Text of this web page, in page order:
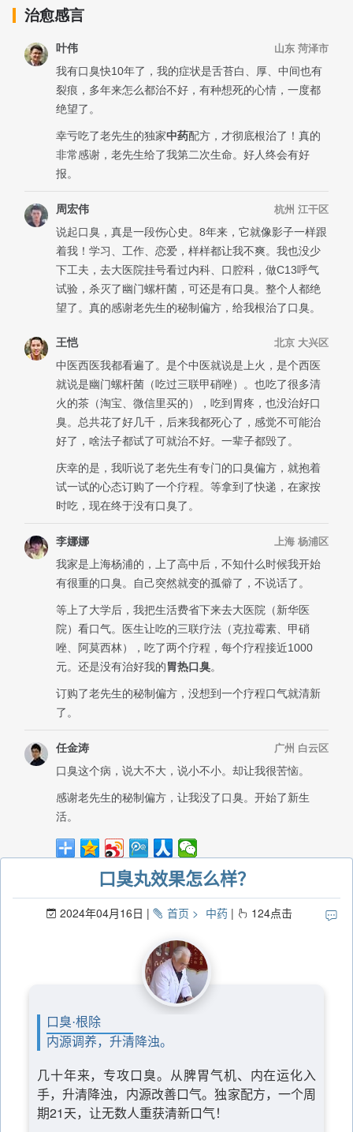
口臭丸效果怎么样？
2024年04月16日 首页 中药 124点击
口臭·根除
内源调养，升清降浊。
几十年来，专攻口臭。从脾胃气机、内在运化入
手，升清降浊，内源改善口气。独家配方，一个周
期21天，让无数人重获清新口气！